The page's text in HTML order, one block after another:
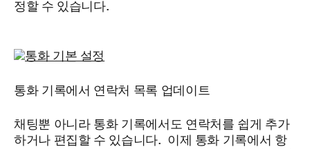
정할 수 있습니다.
통화 기록에서 연락처 목록 업데이트
채팅뿐 아니라 통화 기록에서도 연락처를 쉽게 추가
하거나 편집할 수 있습니다. 이제 통화 기록에서 항